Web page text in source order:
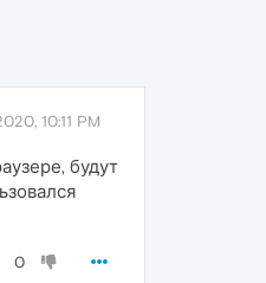
10:11 PM
будут
0